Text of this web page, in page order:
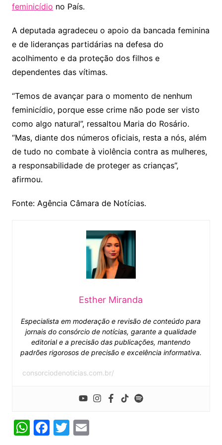
feminicídio no País.
A deputada agradeceu o apoio da bancada feminina
e de lideranças partidárias na defesa do
acolhimento e da proteção dos filhos e
dependentes das vítimas.
“Temos de avançar para o momento de nenhum
feminicídio, porque esse crime não pode ser visto
como algo natural”, ressaltou Maria do Rosário.
“Mas, diante dos números oficiais, resta a nós, além
de tudo no combate à violência contra as mulheres,
a responsabilidade de proteger as crianças”,
afirmou.
Fonte: Agência Câmara de Notícias.
Esther Miranda
Especialista em moderação e revisão de conteúdo para
jornais do consórcio de notícias, garante a qualidade
editorial e a precisão das publicações, mantendo
padrões rigorosos de precisão e excelência informativa.
consorciodenoticias.com.br/
W F T E